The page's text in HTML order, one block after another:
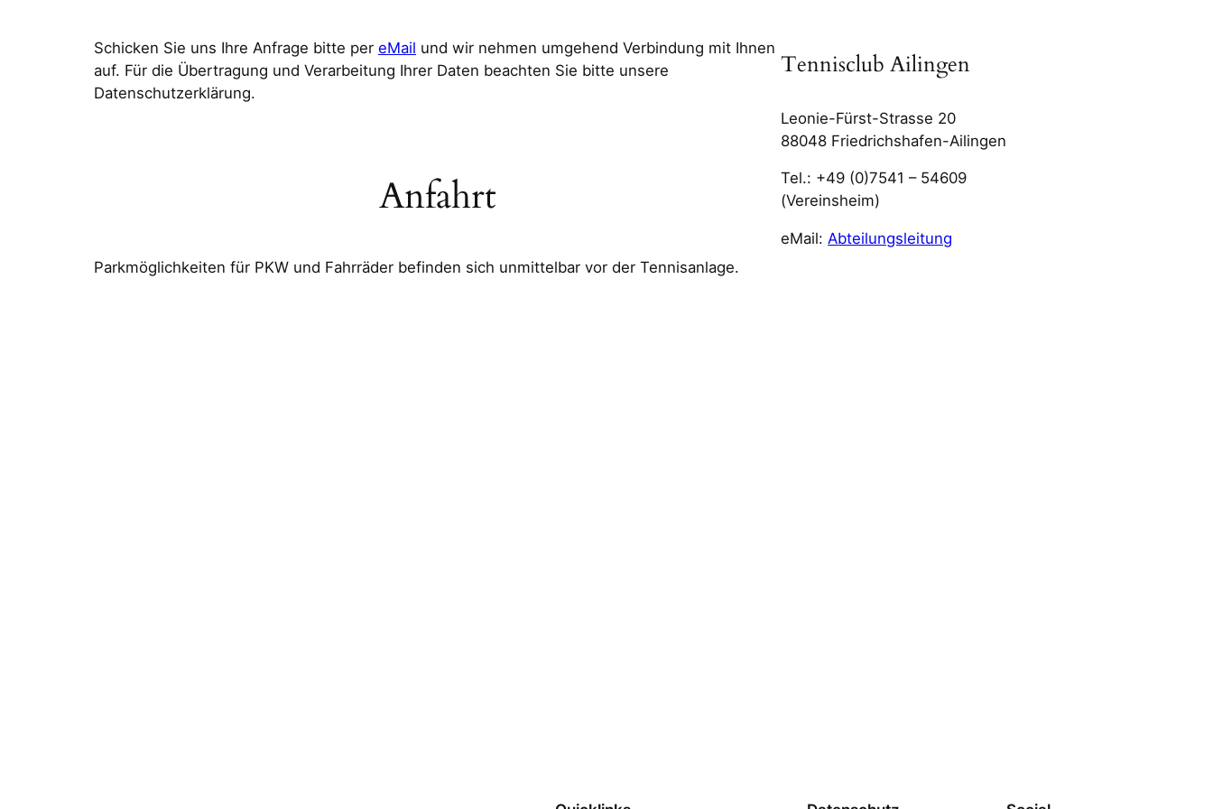
Schicken Sie uns Ihre Anfrage bitte per eMail und wir nehmen umgehend Verbindung mit Ihnen
auf. Für die Übertragung und Verarbeitung Ihrer Daten beachten Sie bitte unsere
Datenschutzerklärung.
Anfahrt
Parkmöglichkeiten für PKW und Fahrräder befinden sich unmittelbar vor der Tennisanlage.
Tennisclub Ailingen
Leonie-Fürst-Strasse 20
88048 Friedrichshafen-Ailingen
Tel.: +49 (0)7541 – 54609
(Vereinsheim)
eMail:Abteilungsleitung